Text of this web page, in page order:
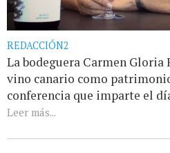
REDACCIÓN2
La bodeguera Carmen
vino canario como
conferencia que imparte el
Leer más...